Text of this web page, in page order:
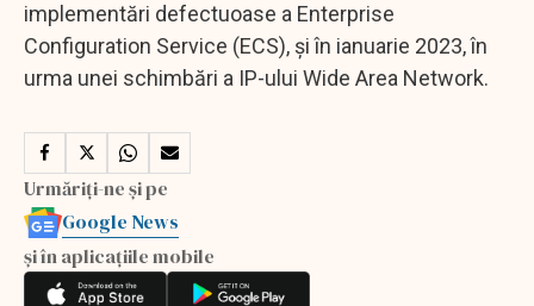
implementări defectuoase a Enterprise
Configuration Service (ECS), și în ianuarie 2023, în
urma unei schimbări a IP-ului Wide Area Network.
Urmăriți-ne și pe
Google News
și în aplicațiile mobile